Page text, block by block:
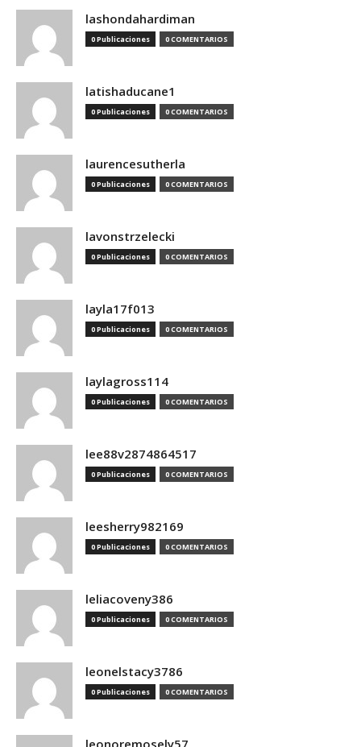
lashondahardiman
0 Publicaciones 0 COMENTARIOS
latishaducane1
0 Publicaciones 0 COMENTARIOS
laurencesutherla
0 Publicaciones 0 COMENTARIOS
lavonstrzelecki
0 Publicaciones 0 COMENTARIOS
layla17f013
0 Publicaciones 0 COMENTARIOS
laylagross114
0 Publicaciones 0 COMENTARIOS
lee88v2874864517
0 Publicaciones 0 COMENTARIOS
leesherry982169
0 Publicaciones 0 COMENTARIOS
leliacoveny386
0 Publicaciones 0 COMENTARIOS
leonelstacy3786
0 Publicaciones 0 COMENTARIOS
leonoremosely57